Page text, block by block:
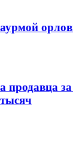
продавца